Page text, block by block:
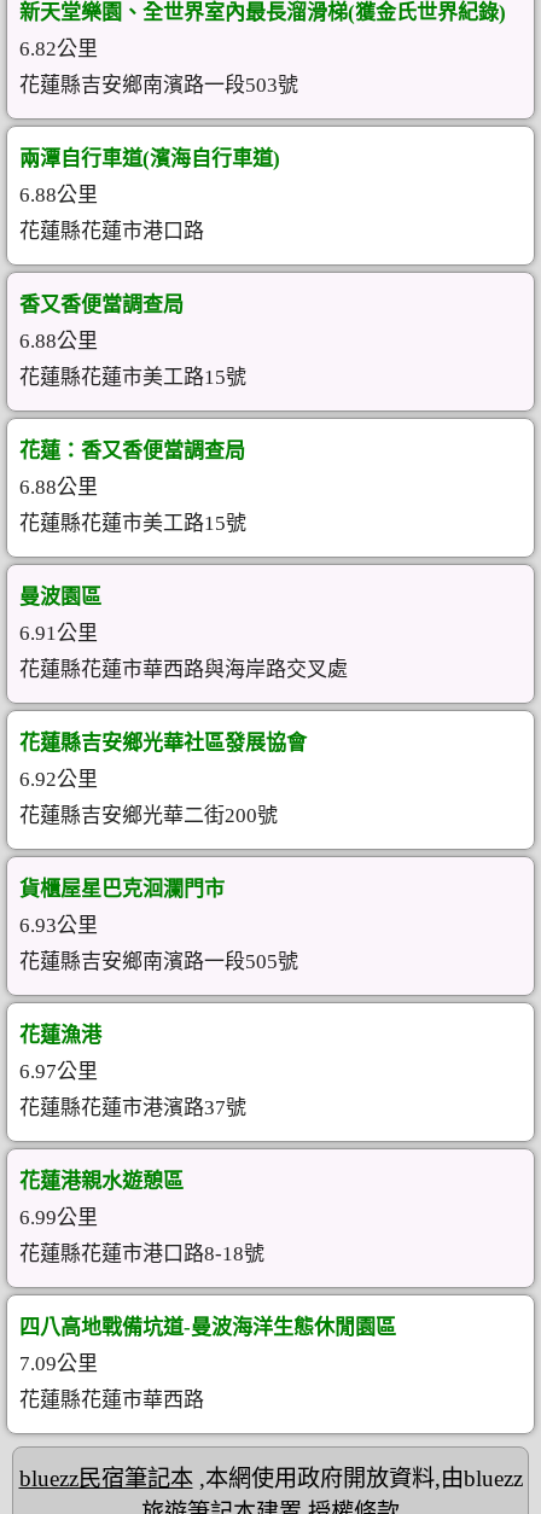
新天堂樂園、全世界室內最長溜滑梯(獲金氏世界紀錄)
6.82公里
花蓮縣吉安鄉南濱路一段503號
兩潭自行車道(濱海自行車道)
6.88公里
花蓮縣花蓮市港口路
香又香便當調查局
6.88公里
花蓮縣花蓮市美工路15號
花蓮：香又香便當調查局
6.88公里
花蓮縣花蓮市美工路15號
曼波園區
6.91公里
花蓮縣花蓮市華西路與海岸路交叉處
花蓮縣吉安鄉光華社區發展協會
6.92公里
花蓮縣吉安鄉光華二街200號
貨櫃屋星巴克洄瀾門市
6.93公里
花蓮縣吉安鄉南濱路一段505號
花蓮漁港
6.97公里
花蓮縣花蓮市港濱路37號
花蓮港親水遊憩區
6.99公里
花蓮縣花蓮市港口路8-18號
四八高地戰備坑道-曼波海洋生態休閒園區
7.09公里
花蓮縣花蓮市華西路
bluezz民宿筆記本,本網使用政府開放資料,由bluezz